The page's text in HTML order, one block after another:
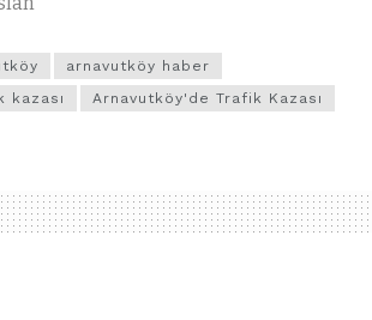
arnavutköy haber
kazası
Arnavutköy'de Trafik Kazası